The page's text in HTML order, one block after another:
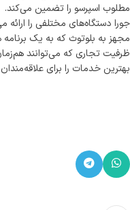
مطلوب اسپرسو را تضمین می‌کند.
جورا دستگاه‌های مختلفی را ارائه
مجهز به بلوتوث که به یک
بهترین خدمات را برای